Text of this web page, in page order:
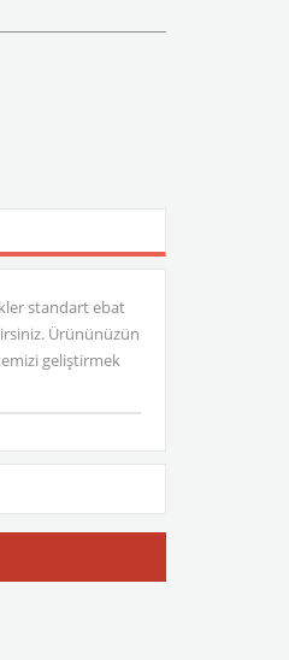
standart ebat
Ürününüzün
geliştirmek